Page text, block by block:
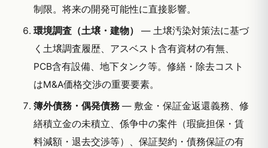
制限。将来の開発可能性に直接影響。
環境調査（土壌・建物）
— 土壌汚染対策法に基づ
く土壌調査履歴、アスベスト含有資材の有無、
PCB含有設備、地下タンク等。修繕・除去コスト
はM&A価格交渉の重要要素。
簿外債務・偶発債務 — 敷金・保証金返還義務、修
繕積立金の未積立、係争中の案件（瑕疵担保・賃
料減額・退去交渉等）、保証契約・債務保証の有